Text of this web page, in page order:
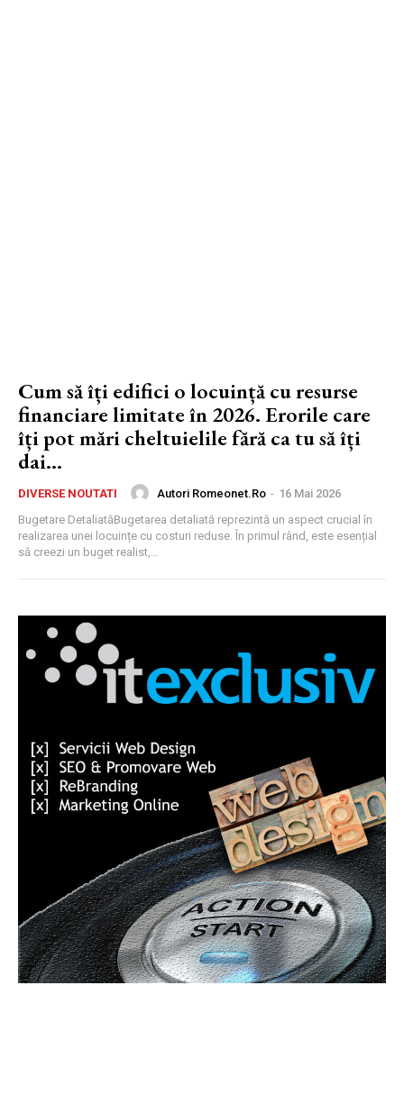
Cum să îți edifici o locuință cu resurse
financiare limitate în 2026. Erorile care
îți pot mări cheltuielile fără ca tu să îți
dai...
DIVERSE NOUTATI Autori Romeonet.ro - 16 Mai 2026
Bugetare DetaliatăBugetarea detaliată reprezintă un aspect crucial în
realizarea unei locuințe cu costuri reduse. În primul rând, este esențial
să creezi un buget realist,...